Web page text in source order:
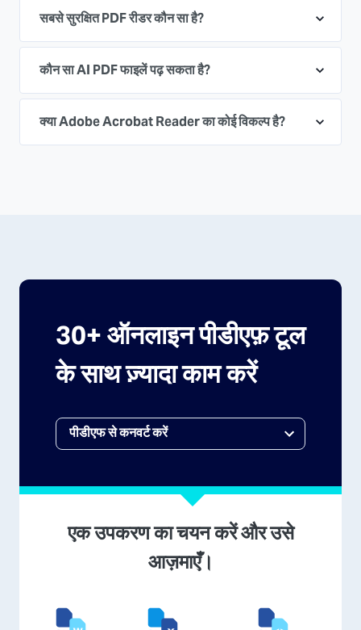
सबसे सुरक्षित PDF रीडर कौन सा है?
कौन सा AI PDF फाइलें पढ़ सकता है?
क्या Adobe Acrobat Reader का कोई विकल्प है?
30+ ऑनलाइन पीडीएफ़ टूल
के साथ ज़्यादा काम करें
एक उपकरण का चयन करें और उसे
आज़माएँ।